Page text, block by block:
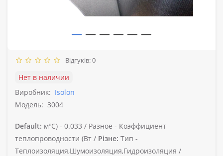
Відгуків: 0
Нет в наличии
Виробник: Isolon
Модель: 3004
Default: мºС) - 0.033 / Разное - Коэффициент
теплопроводности (Вт / Різне: Тип -
Теплоизоляция,Шумоизоляция,Гидроизоляция /